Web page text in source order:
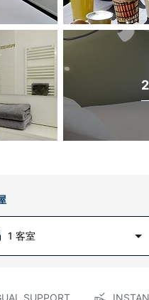
1 客室
SUPPORT